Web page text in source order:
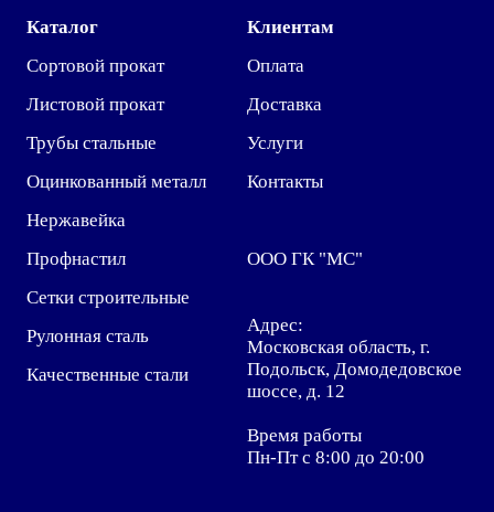
Каталог
Сортовой прокат
Листовой прокат
Трубы стальные
Оцинкованный металл
Нержавейка
Профнастил
Сетки строительные
Рулонная сталь
Качественные стали
Клиентам
Оплата
Доставка
Услуги
Контакты
ООО ГК "МС"
Адрес:
Московская область, г.
Подольск, Домодедовское
шоссе, д. 12
Время работы
Пн-Пт с 8:00 до 20:00